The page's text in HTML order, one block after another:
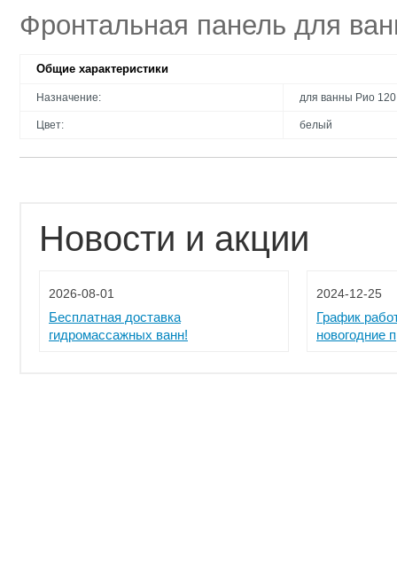
Фронтальная панель для
Общие характеристики
Назначение: для ванны Рио 120
Цвет: белый
Новости и акции
2026-08-01
Бесплатная доставка
гидромассажных ванн!
2024-12-25
График
новогодние